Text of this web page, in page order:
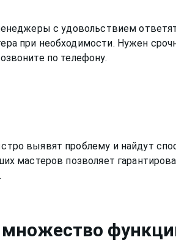
с удовольствием
при необходимости. Нужен
по телефону.
выявят проблему и найдут
мастеров позволяет